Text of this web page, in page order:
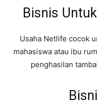
Bisnis
Usaha Netlife cocok
mahasiswa atau ibu
penghasilan